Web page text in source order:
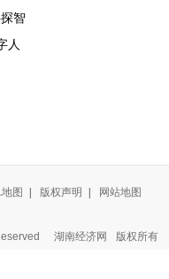
智
人
图 版权声明
网站地图
湖南经济网 版权所有